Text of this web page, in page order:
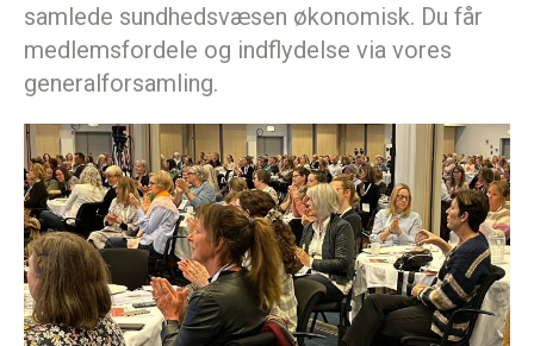
samlede sundhedsvæsen økonomisk. Du får
medlemsfordele og indflydelse via vores
generalforsamling.